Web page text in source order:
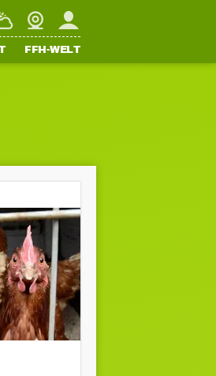
WebcamMein FFH
FFH-WELT